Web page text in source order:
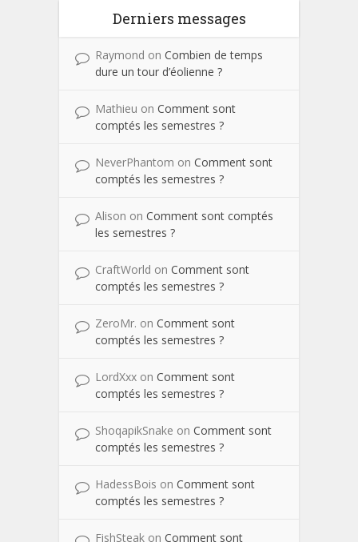
Derniers messages
Raymond on Combien de temps
dure un tour d’éolienne ?
Mathieu on Comment sont
comptés les semestres ?
NeverPhantom on Comment sont
comptés les semestres ?
Alison on Comment sont comptés
les semestres ?
CraftWorld on Comment sont
comptés les semestres ?
ZeroMr. on Comment sont
comptés les semestres ?
LordXxx on Comment sont
comptés les semestres ?
ShoqapikSnake on Comment sont
comptés les semestres ?
HadessBois on Comment sont
comptés les semestres ?
FishSteak on Comment sont